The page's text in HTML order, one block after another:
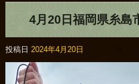
4月20日福岡県糸島
投稿日 2024年4月20日